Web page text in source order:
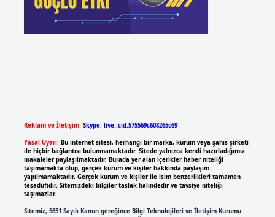
Reklam ve İletişim: Skype: live:.cid.575569c608265c69
Yasal Uyarı: Bu internet sitesi, herhangi bir marka, kurum veya şahıs şirketi
ile hiçbir bağlantısı bulunmamaktadır. Sitede yalnızca kendi hazırladığımız
makaleler paylaşılmaktadır. Burada yer alan içerikler haber niteliği
taşımamakta olup, gerçek kurum ve kişiler hakkında paylaşım
yapılmamaktadır. Gerçek kurum ve kişiler ile isim benzerlikleri tamamen
tesadüfidir. Sitemizdeki bilgiler taslak halindedir ve tavsiye niteliği
taşımazlar.
Sitemiz, 5651 Sayılı Kanun gereğince Bilgi Teknolojileri ve İletişim Kurumu